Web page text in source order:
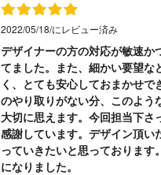
2022/05/18/にレビュー済み
デザイナーの方の対応が敏速か
てました。また、細かい要望な
く、とても安心しておまかせで
のやり取りがない分、このよう
大切に思えます。今回担当下さ
感謝しています。デザイン頂い
っていきたいと思っております
になりました。